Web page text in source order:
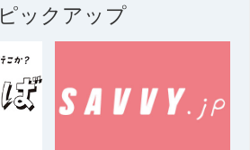
ピックアップ